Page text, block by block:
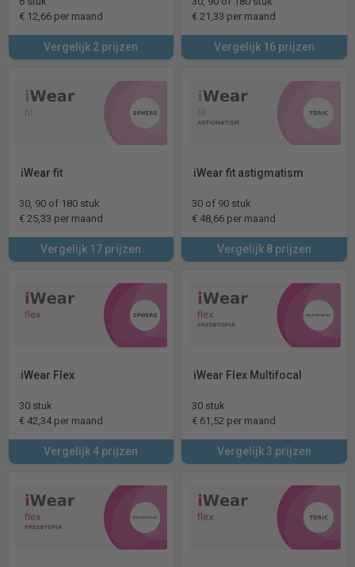
€ 12,66 per maand
Vergelijk 2 prijzen
€ 21,33 per maand
Vergelijk 16 prijzen
iWear fit
30, 90 of 180 stuk
€ 25,33 per maand
Vergelijk 17 prijzen
iWear fit astigmatism
30 of 90 stuk
€ 48,66 per maand
Vergelijk 8 prijzen
iWear Flex
30 stuk
€ 42,34 per maand
Vergelijk 4 prijzen
iWear Flex Multifocal
30 stuk
€ 61,52 per maand
Vergelijk 3 prijzen